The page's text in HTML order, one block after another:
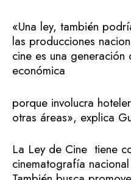
«Una ley, también
las producciones
cine es una
económica
porque involucra
otras áreas», explica
La Ley de Cine tiene
cinematografía